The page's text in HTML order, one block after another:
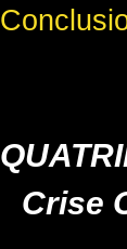
Crise